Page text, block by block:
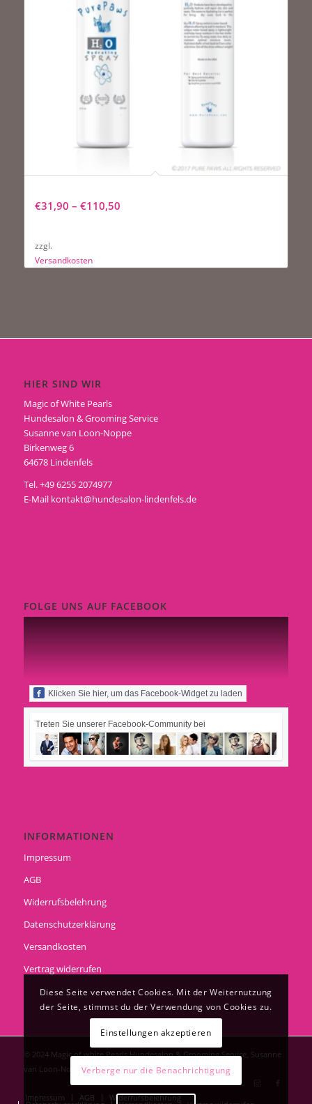
€31,90 – €110,50
zzgl.
Versandkosten
HIER SIND WIR
Magic of White Pearls
Hundesalon & Grooming Service
Susanne van Loon-Noppe
Birkenweg 6
64678 Lindenfels
Tel. +49 6255 2074977
E-Mail kontakt@hundesalon-lindenfels.de
FOLGE UNS AUF FACEBOOK
Klicken Sie hier, um das Facebook-Widget zu laden
Treten Sie unserer Facebook-Community bei
INFORMATIONEN
Impressum
AGB
Widerrufsbelehrung
Datenschutzerklärung
Versandkosten
Vertrag widerrufen
© 2024 Magic of white Pearls Hundesalon & Grooming Service, Susanne
van Loon-Noppe
Impressum AGB Widerrufsbelehrung
Diese Seite verwendet Cookies. Mit der Weiternutzung
der Seite, stimmst du der Verwendung von Cookies zu.
Einstellungen akzeptieren
Verberge nur die Benachrichtigung